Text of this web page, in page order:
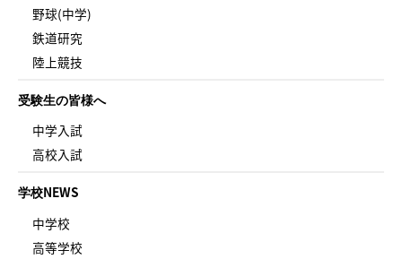
野球(中学)
鉄道研究
陸上競技
受験生の皆様へ
中学入試
高校入試
学校NEWS
中学校
高等学校